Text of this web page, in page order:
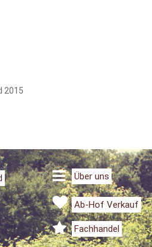
2015
Über uns
Ab-Hof Verkauf
Fachhandel